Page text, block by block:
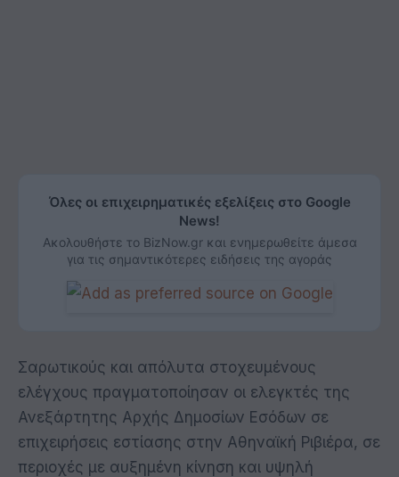
Όλες οι επιχειρηματικές εξελίξεις στο Google
News!
Ακολουθήστε το BizNow.gr και ενημερωθείτε άμεσα
για τις σημαντικότερες ειδήσεις της αγοράς
Σαρωτικούς και απόλυτα στοχευμένους
ελέγχους πραγματοποίησαν οι ελεγκτές της
Ανεξάρτητης Αρχής Δημοσίων Εσόδων σε
επιχειρήσεις εστίασης στην Αθηναϊκή Ριβιέρα, σε
περιοχές με αυξημένη κίνηση και υψηλή